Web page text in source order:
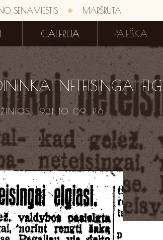
SENAMIESTIS MARŠRUTAI
GALERIJA PAIEŠKA
NETEISINGAI
ŽINIOS. 1931 10 09. P.6